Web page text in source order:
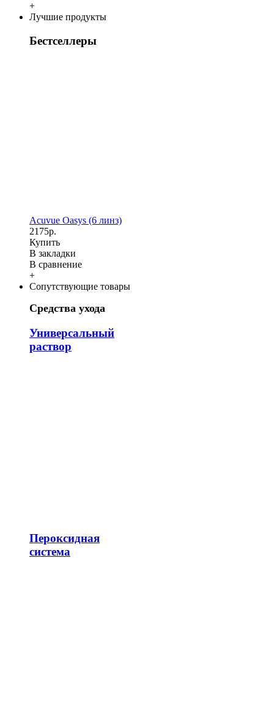
+
Лучшие продукты
Бестселлеры
Acuvue Oasys (6 линз)
2175р.
Купить
В закладки
В сравнение
+
Сопутствующие товары
Средства ухода
Универсальный
раствор
Пероксидная
система